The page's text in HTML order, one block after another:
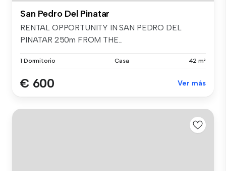
San Pedro Del Pinatar
RENTAL OPPORTUNITY IN SAN PEDRO DEL
PINATAR 250m FROM THE...
1 Dormitorio Casa 42 m²
€ 600 Ver más